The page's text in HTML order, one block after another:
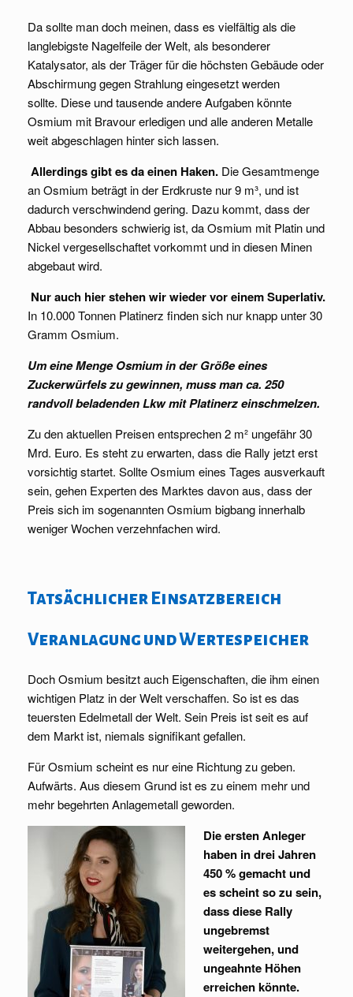
Da sollte man doch meinen, dass es vielfältig als die
langlebigste Nagelfeile der Welt, als besonderer
Katalysator, als der Träger für die höchsten Gebäude oder
Abschirmung gegen Strahlung eingesetzt werden
sollte. Diese und tausende andere Aufgaben könnte
Osmium mit Bravour erledigen und alle anderen Metalle
weit abgeschlagen hinter sich lassen.
Allerdings gibt es da einen Haken. Die Gesamtmenge
an Osmium beträgt in der Erdkruste nur 9 m³, und ist
dadurch verschwindend gering. Dazu kommt, dass der
Abbau besonders schwierig ist, da Osmium mit Platin und
Nickel vergesellschaftet vorkommt und in diesen Minen
abgebaut wird.
Nur auch hier stehen wir wieder vor einem Superlativ.
In 10.000 Tonnen Platinerz finden sich nur knapp unter 30
Gramm Osmium.
Um eine Menge Osmium in der Größe eines
Zuckerwürfels zu gewinnen, muss man ca. 250
randvoll beladenden Lkw mit Platinerz einschmelzen.
Zu den aktuellen Preisen entsprechen 2 m² ungefähr 30
Mrd. Euro. Es steht zu erwarten, dass die Rally jetzt erst
vorsichtig startet. Sollte Osmium eines Tages ausverkauft
sein, gehen Experten des Marktes davon aus, dass der
Preis sich im sogenannten Osmium bigbang innerhalb
weniger Wochen verzehnfachen wird.
Tatsächlicher Einsatzbereich
Veranlagung und Wertespeicher
Doch Osmium besitzt auch Eigenschaften, die ihm einen
wichtigen Platz in der Welt verschaffen. So ist es das
teuersten Edelmetall der Welt. Sein Preis ist seit es auf
dem Markt ist, niemals signifikant gefallen.
Für Osmium scheint es nur eine Richtung zu geben.
Aufwärts. Aus diesem Grund ist es zu einem mehr und
mehr begehrten Anlagemetall geworden.
Die ersten Anleger
haben in drei Jahren
450 % gemacht und
es scheint so zu sein,
dass diese Rally
ungebremst
weitergehen, und
ungeahnte Höhen
erreichen könnte.